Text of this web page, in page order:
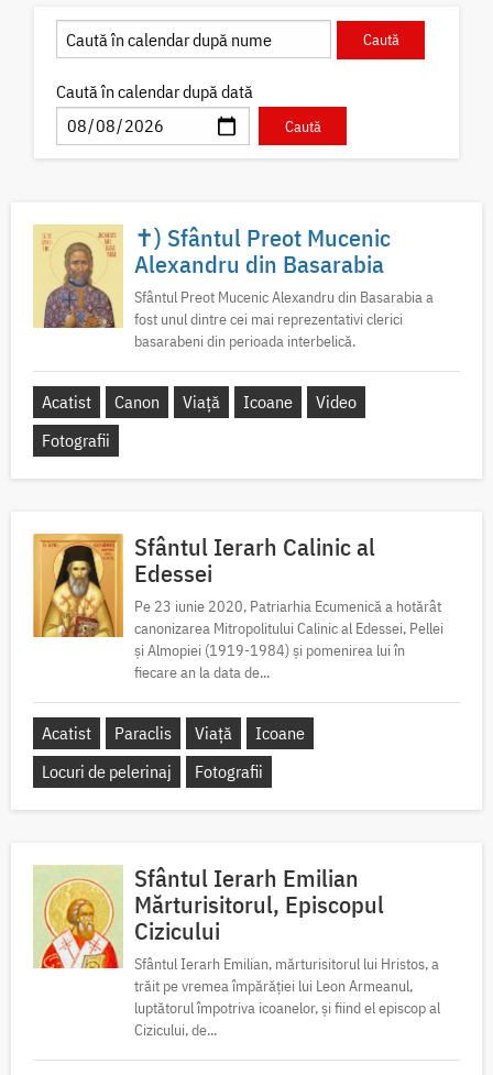
Caută în calendar după dată
✝) Sfântul Preot Mucenic
Alexandru din Basarabia
Sfântul Preot Mucenic Alexandru din Basarabia a
fost unul dintre cei mai reprezentativi clerici
basarabeni din perioada interbelică.
Acatist Canon Viață Icoane
Video
Fotografii
Sfântul Ierarh Calinic al
Edessei
Pe 23 iunie 2020, Patriarhia Ecumenică a hotărât
canonizarea Mitropolitului Calinic al Edessei, Pellei
și Almopiei (1919-1984) și pomenirea lui în
fiecare an la data de...
Acatist Paraclis Viață
Icoane
Locuri de pelerinaj
Fotografii
Sfântul Ierarh Emilian
Mărturisitorul, Episcopul
Cizicului
Sfântul Ierarh Emilian, mărturisitorul lui Hristos, a
trăit pe vremea împărăției lui Leon Armeanul,
luptătorul împotriva icoanelor, și fiind el episcop al
Cizicului, de...